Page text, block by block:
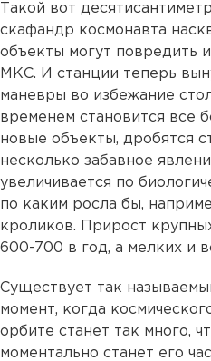
Такой вот
скафандр космонавта
объекты могут повредить
МКС. И станции теперь
маневры во избежание
временем становится все
новые объекты, дробятся
несколько забавное
увеличивается по
по каким росла бы,
кроликов. Прирост
600-700 в год, а мелких и
Существует так
момент, когда
орбите станет так много,
моментально станет его